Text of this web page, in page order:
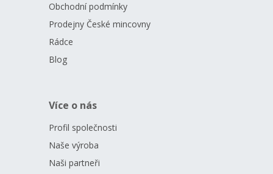
Obchodní podmínky
Prodejny České mincovny
Rádce
Blog
Více o nás
Profil společnosti
Naše výroba
Naši partneři